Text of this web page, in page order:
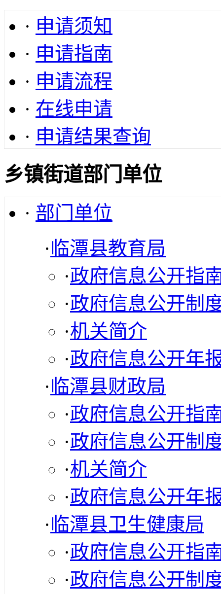
· 申请须知
· 申请指南
· 申请流程
· 在线申请
· 申请结果查询
乡镇街道部门单位
· 部门单位
·临潭县教育局
·政府信息公开指
·政府信息公开制
·机关简介
·政府信息公开年
·临潭县财政局
·政府信息公开指
·政府信息公开制
·机关简介
·政府信息公开年
·临潭县卫生健康局
·政府信息公开指
·政府信息公开制